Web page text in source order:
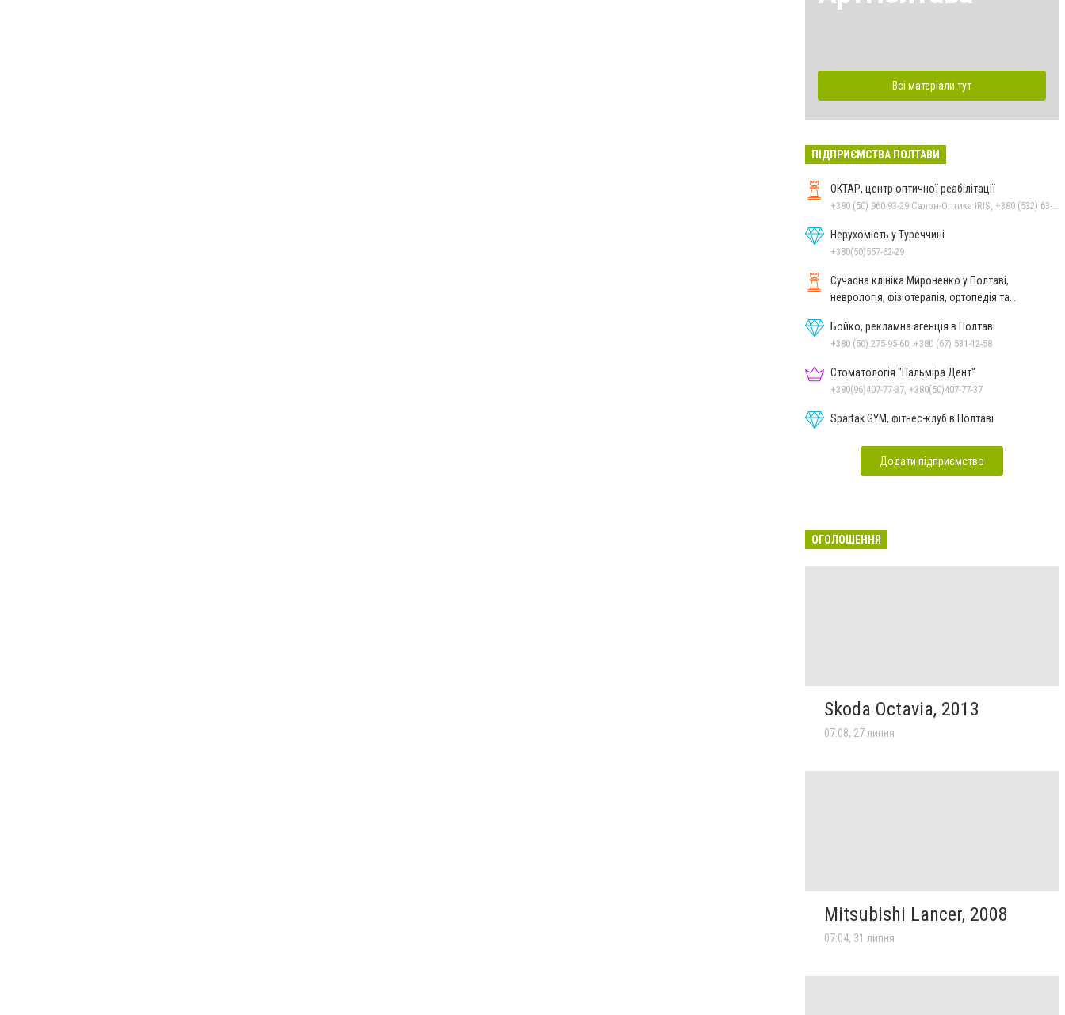
Всі матеріали тут
ПІДПРИЄМСТВА ПОЛТАВИ
ОКТАР, центр оптичної реабілітації
Нерухомість у Туреччині
+380(50)557-62-29
Сучасна клініка Мироненко у Полтаві,
неврологія, фізіотерапія, ортопедія та
Бойко, рекламна агенція в Полтаві
+380 (50) 275-95-60, +380 (67) 531-12-58
Стоматологія "Пальміра Дент"
+380(96)407-77-37, +380(50)407-77-37
Spartak GYM, фітнес-клуб в Полтаві
Додати підприємство
ОГОЛОШЕННЯ
Skoda Octavia, 2013
07:08, 27 липня
Mitsubishi Lancer, 2008
07:04, 31 липня